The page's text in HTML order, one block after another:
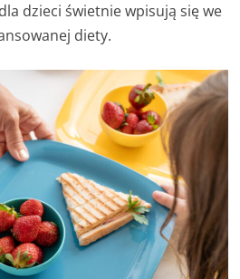
dzieci świetnie wpisują się we
diety.